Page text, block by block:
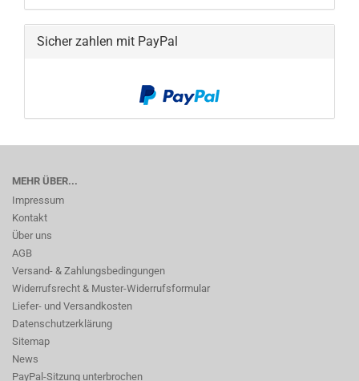
Sicher zahlen mit PayPal
MEHR ÜBER...
Impressum
Kontakt
Über uns
AGB
Versand- & Zahlungsbedingungen
Widerrufsrecht & Muster-Widerrufsformular
Liefer- und Versandkosten
Datenschutzerklärung
Sitemap
News
PayPal-Sitzung unterbrochen